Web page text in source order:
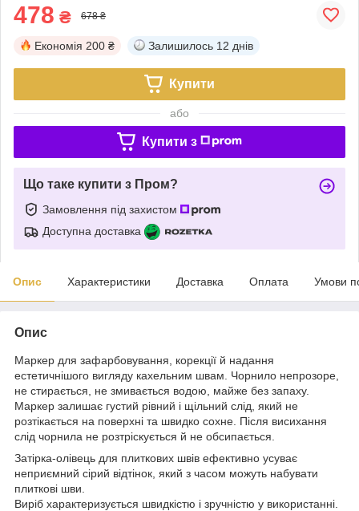
478 ₴ 678 ₴
Економія 200 ₴ Залишилось 12 днів
Купити
або
Купити з
Що таке купити з Пром?
Замовлення під захистом
Доступна доставка
Опис Характеристики Доставка Оплата Умови
Опис
Маркер для зафарбовування, корекції й надання
естетичнішого вигляду кахельним швам. Чорнило непрозоре,
не стирається, не змивається водою, майже без запаху.
Маркер залишає густий рівний і щільний слід, який не
розтікається на поверхні та швидко сохне. Після висихання
слід чорнила не розтріскується й не обсипається.
Затірка-олівець для плиткових швів ефективно усуває
неприємний сірий відтінок, який з часом можуть набувати
плиткові шви.
Виріб характеризується швидкістю і зручністю у використанні.